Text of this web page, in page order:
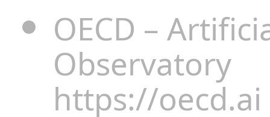
OECD –
Observatory
https://oecd.ai